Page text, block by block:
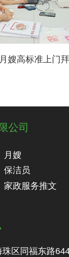
嫂高标准上门拜
公司
月嫂
保洁员
家政服务推文
珠区同福东路